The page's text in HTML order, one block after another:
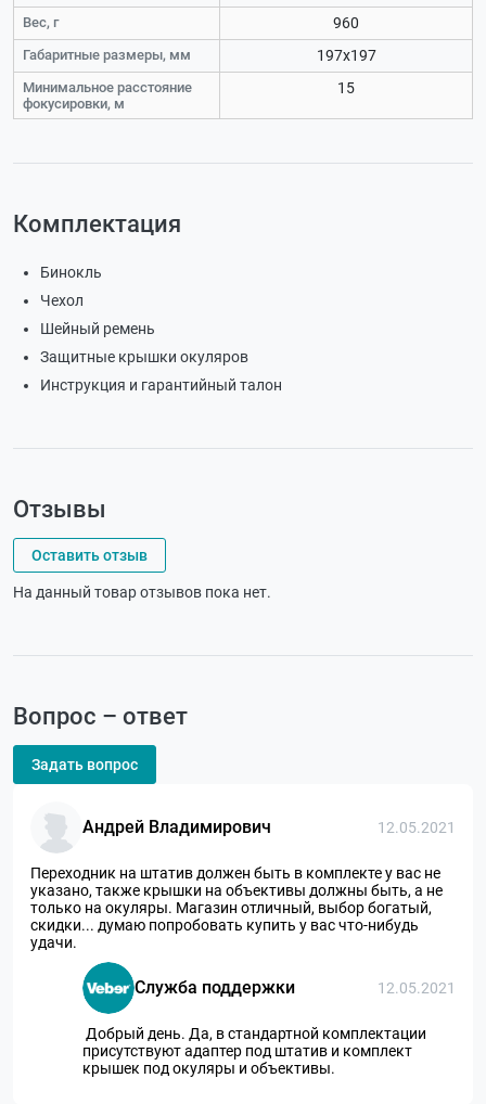
Вес, г 960
Габаритные размеры, мм 197x197
Минимальное расстояние
фокусировки, м
15
Комплектация
Бинокль
Чехол
Шейный ремень
Защитные крышки окуляров
Инструкция и гарантийный талон
Отзывы
Оставить отзыв
На данный товар отзывов пока нет.
Вопрос – ответ
Задать вопрос
Андрей Владимирович 12.05.2021
Переходник на штатив должен быть в комплекте у вас не
указано, также крышки на объективы должны быть, а не
только на окуляры. Магазин отличный, выбор богатый,
скидки... думаю попробовать купить у вас что-нибудь
удачи.
Служба поддержки 12.05.2021
Добрый день. Да, в стандартной комплектации
присутствуют адаптер под штатив и комплект
крышек под окуляры и объективы.